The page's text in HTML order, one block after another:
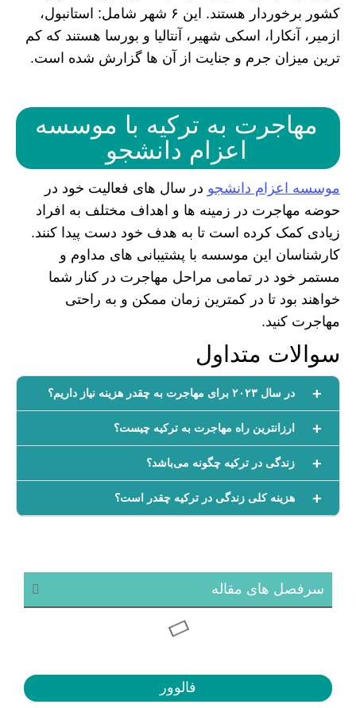
کشور برخوردار هستند. این ۶ شهر شامل: استانبول،
ازمیر، آنکارا، اسکی شهیر، آنتالیا و بورسا هستند که کم
ترین میزان جرم و جنایت از آن ها گزارش شده است.
مهاجرت به ترکیه با موسسه
اعزام دانشجو
موسسه اعزام دانشجو در سال های فعالیت خود در
حوضه مهاجرت در زمینه ها و اهداف مختلف به افراد
زیادی کمک کرده است تا به هدف خود دست پیدا کنند.
کارشناسان این موسسه با پشتیبانی های مداوم و
مستمر خود در تمامی مراحل مهاجرت در کنار شما
خواهند بود تا در کمترین زمان ممکن و به راحتی
مهاجرت کنید.
سوالات متداول
در سال ۲۰۲۳ برای مهاجرت به چقدر هزینه نیاز داریم؟
ارزانترین راه مهاجرت به ترکیه چیست؟
زندگی در ترکیه چگونه می‌باشد؟
هزینه کلی زندگی در ترکیه چقدر است؟
سرفصل های مقاله
فالوور